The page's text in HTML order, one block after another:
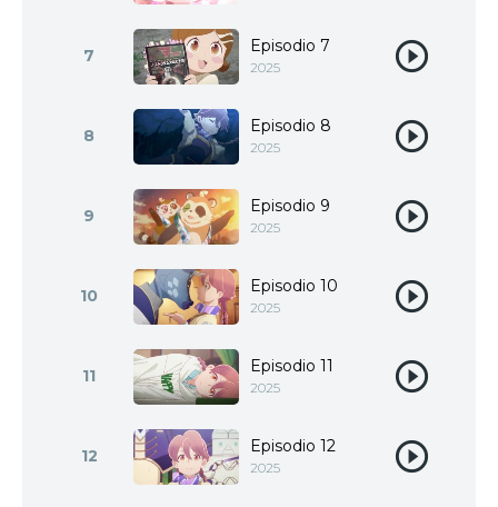
7 Episodio 7
2025
8 Episodio 8
2025
9 Episodio 9
2025
10 Episodio 10
2025
11 Episodio 11
2025
12 Episodio 12
2025